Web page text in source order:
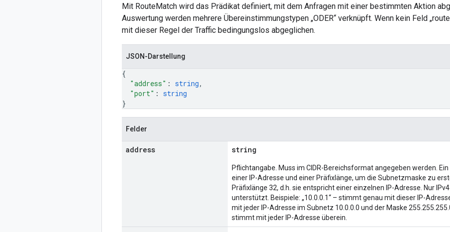
Mit RouteMatch wird das Prädikat definiert, mit dem Anfragen mit einer bestimmten Aktion
Auswertung werden mehrere Übereinstimmungstypen „ODER“ verknüpft. Wenn kein Feld
mit dieser Regel der Traffic bedingungslos abgeglichen.
JSON-Darstellung
{
"address" : string,
"port" : string
}
Felder
address string
Pflichtangabe. Muss im CIDR-Bereichsformat angegeben werden.
einer IP-Adresse und einer Präfixlänge, um die Subnetzmaske zu
Präfixlänge 32, d.h. sie entspricht einer einzelnen IP-Adresse. Nur
unterstützt. Beispiele: „10.0.0.1“ – stimmt genau mit dieser IP-
mit jeder IP-Adresse im Subnetz 10.0.0.0 und der Maske
stimmt mit jeder IP-Adresse überein.